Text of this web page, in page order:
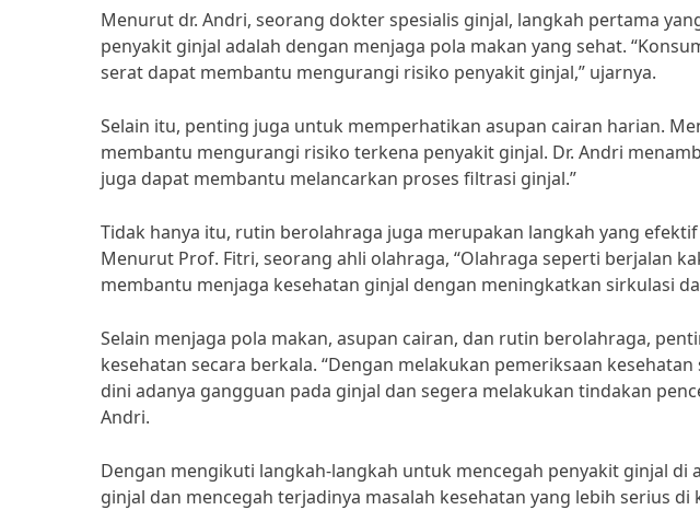
Menurut dr. Andri, seorang dokter spesialis ginjal, langkah pertama
penyakit ginjal adalah dengan menjaga pola makan yang sehat.
serat dapat membantu mengurangi risiko penyakit ginjal,” ujarnya.
Selain itu, penting juga untuk memperhatikan asupan cairan harian.
membantu mengurangi risiko terkena penyakit ginjal. Dr. Andri
juga dapat membantu melancarkan proses filtrasi ginjal.”
Tidak hanya itu, rutin berolahraga juga merupakan langkah yang
Menurut Prof. Fitri, seorang ahli olahraga, “Olahraga seperti berjalan
membantu menjaga kesehatan ginjal dengan meningkatkan sirkulasi
Selain menjaga pola makan, asupan cairan, dan rutin berolahraga,
kesehatan secara berkala. “Dengan melakukan pemeriksaan
dini adanya gangguan pada ginjal dan segera melakukan tindakan
Andri.
Dengan mengikuti langkah-langkah untuk mencegah penyakit ginjal di
ginjal dan mencegah terjadinya masalah kesehatan yang lebih serius di